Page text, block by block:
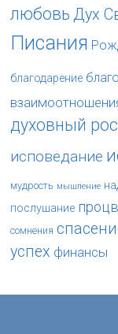
любовь Дух
Писания
благодарение
духовный
исповедание
мудрость мышление
послушание
сомнения
успех финансы